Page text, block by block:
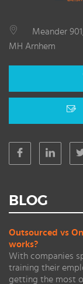
Meander
MH Arnhem
BLOG
Outsourced vs
works?
With companies
training their
getting the most